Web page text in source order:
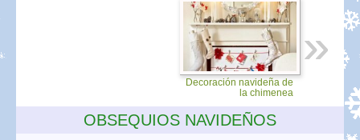
Decoración navideña de
la chimenea
OBSEQUIOS NAVIDEÑOS